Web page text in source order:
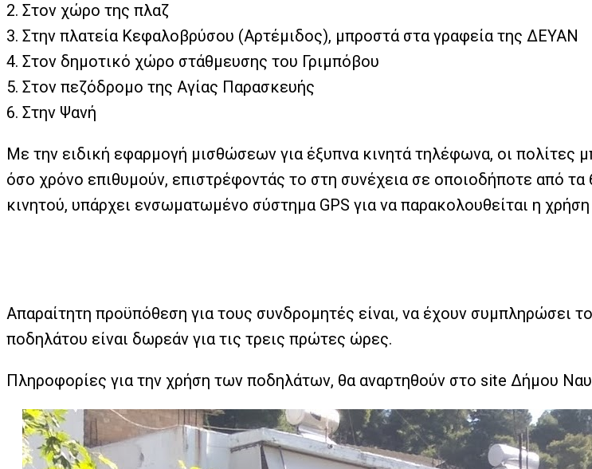
2. Στον χώρο της πλαζ
3. Στην πλατεία Κεφαλοβρύσου (Αρτέμιδος), μπροστά στα γραφεία της ΔΕΥΑΝ
4. Στον δημοτικό χώρο στάθμευσης του Γριμπόβου
5. Στον πεζόδρομο της Αγίας Παρασκευής
6. Στην Ψανή
Με την ειδική εφαρμογή μισθώσεων για έξυπνα κινητά τηλέφωνα, οι πολίτες
όσο χρόνο επιθυμούν, επιστρέφοντάς το στη συνέχεια σε οποιοδήποτε από
κινητού, υπάρχει ενσωματωμένο σύστημα GPS για να παρακολουθείται η
Απαραίτητη προϋπόθεση για τους συνδρομητές είναι, να έχουν συμπληρώσει
ποδηλάτου είναι δωρεάν για τις τρεις πρώτες ώρες.
Πληροφορίες για την χρήση των ποδηλάτων, θα αναρτηθούν στο site Δήμου